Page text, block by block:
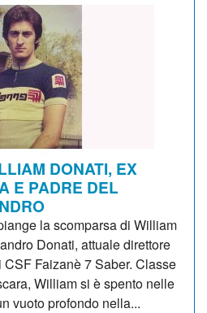
DONATI, EX
E PADRE DEL
la scomparsa di William
Donati, attuale direttore
Faizanè 7 Saber. Classe
William si è spento nelle
vuoto profondo nella...